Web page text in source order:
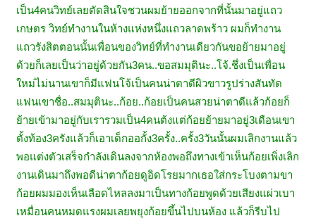
เป็น4คนวิทย์เลยตัดสินใจชวนผมย้ายออกจากที่นั้นมาอยู่แถว
เกษตร วิทย์ทำงานในห้างแห่งหนึ่งแถวลาดพร้าว ผมก็ทำงาน
แถวรังสิตตอนนั้นเพื่อนของวิทย์ที่ทำงานเดียวกันขอย้ายมาอยู่
ด้วยก็เลยเป็นว่าอยู่ด้วยกัน3คน..ขอสมมุตินะ..โจ้.ชึ่งเป็นเพื่อน
ใหม่ไม่นานเขาก็มีแฟนโจ้เป็นคนน่าตาดีผิวขาวรูปร่างสันทัด
แฟนเขาชื่อ..สมมุตินะ..ก้อย..ก้อยเป็นคนสวยน่าตาดีแล้วก้อยก็
ย้ายเข้ามาอยู่กับเรารวมเป็น4คนต้งแต่ก้อยย้ายมาอยู่3เดือนเขา
ตั้งท้อง3ครังแล้วก็เอาเด็กออกั้ง3ครั้ง..ครั้ง3วันนั้นผมเลิกงานแล้ว
พอแต่งตัวเสร็จกำลังเดินลงจากห้องพอถึงทางเข้าเห็นก้อยเพิ่งเลิก
งานเดินมาถึงพอดีน่าตาก้อยดูอิดโรยมากเธอใส่กระโบงตามขา
ก้อยผมมองเห็นเลือดไหลลงมาเป็นทางก้อยพูดด้วยเสียงแผ่วเบา
เหมื่อนคนหมดแรงผมเลยพยุงก้อยขึ้นไปบนห้อง แล้วก็รีบไป